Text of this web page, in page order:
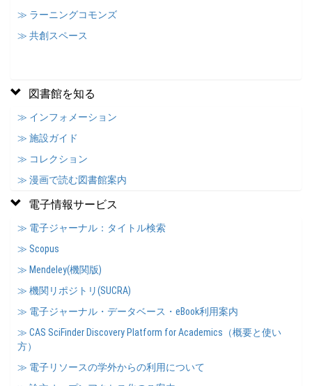
≫ ラーニングコモンズ
≫ 共創スペース
図書館を知る
≫ インフォメーション
≫ 施設ガイド
≫ コレクション
≫ 漫画で読む図書館案内
電子情報サービス
≫ 電子ジャーナル：タイトル検索
≫ Scopus
≫ Mendeley(機関版)
≫ 機関リポジトリ(SUCRA)
≫ 電子ジャーナル・データベース・eBook利用案内
≫ CAS SciFinder Discovery Platform for Academics（概要と使い
方）
≫ 電子リソースの学外からの利用について